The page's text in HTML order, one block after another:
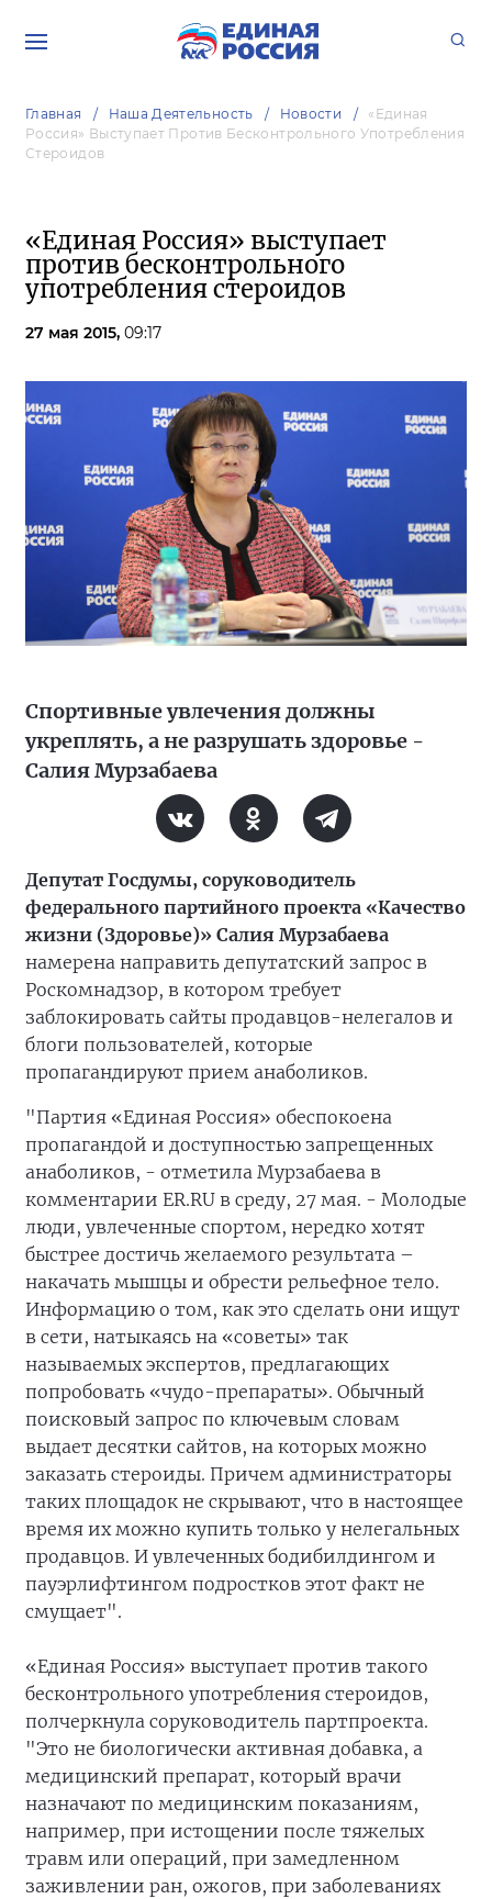
Главная Наша Деятельность Новости
«Единая
Россия» Выступает Против Бесконтрольного Употребления
Стероидов
«Единая Россия» выступает
против бесконтрольного
употребления стероидов
27 мая 2015, 09:17
Спортивные увлечения должны
укреплять, а не разрушать здоровье -
Салия Мурзабаева
Депутат Госдумы, соруководитель
федерального партийного проекта «Качество
жизни (Здоровье)» Салия Мурзабаева
намерена направить депутатский запрос в
Роскомнадзор, в котором требует
заблокировать сайты продавцов-нелегалов и
блоги пользователей, которые
пропагандируют прием анаболиков.
"Партия «Единая Россия» обеспокоена
пропагандой и доступностью запрещенных
анаболиков, - отметила Мурзабаева в
комментарии ER.RU в среду, 27 мая. - Молодые
люди, увлеченные спортом, нередко хотят
быстрее достичь желаемого результата –
накачать мышцы и обрести рельефное тело.
Информацию о том, как это сделать они ищут
в сети, натыкаясь на «советы» так
называемых экспертов, предлагающих
попробовать «чудо-препараты». Обычный
поисковый запрос по ключевым словам
выдает десятки сайтов, на которых можно
заказать стероиды. Причем администраторы
таких площадок не скрывают, что в настоящее
время их можно купить только у нелегальных
продавцов. И увлеченных бодибилдингом и
пауэрлифтингом подростков этот факт не
смущает".
«Единая Россия» выступает против такого
бесконтрольного употребления стероидов,
полчеркнула соруководитель партпроекта.
"Это не биологически активная добавка, а
медицинский препарат, который врачи
назначают по медицинским показаниям,
например, при истощении после тяжелых
травм или операций, при замедленном
заживлении ран, ожогов, при заболеваниях